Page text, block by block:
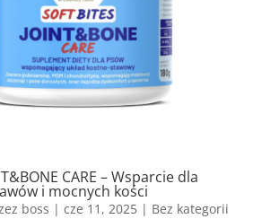
CARE – Wsparcie dla
i mocnych kości
boss | cze 11, 2025| Bez kategorii